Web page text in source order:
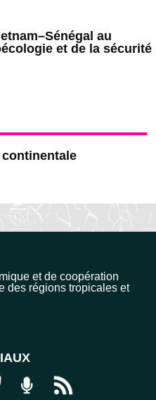
au
et de la sécurité
et de coopération
des régions tropicales et